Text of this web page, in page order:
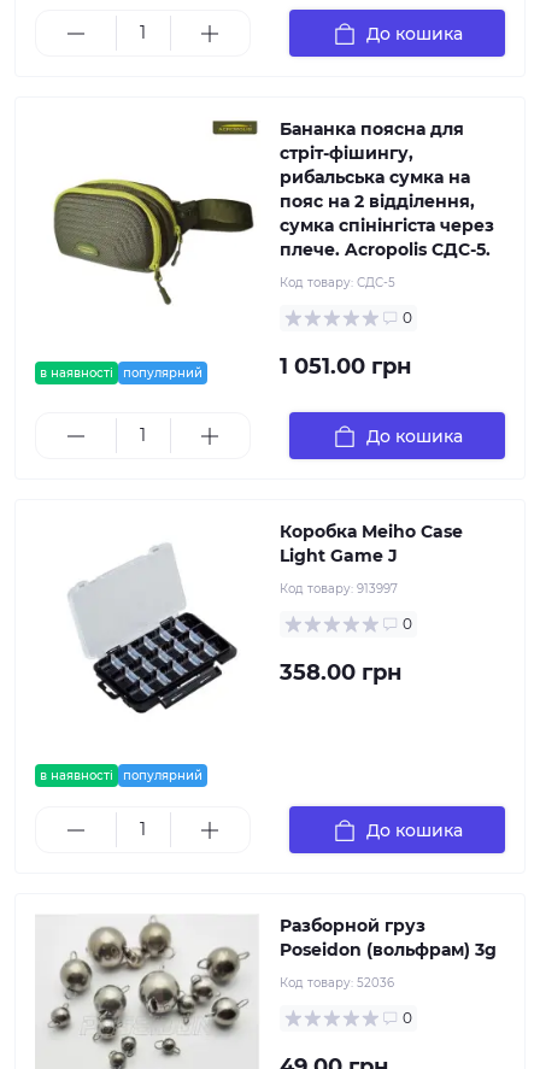
До кошика
в наявності популярний
Бананка поясна для
стріт-фішингу,
рибальська сумка на
пояс на 2 відділення,
сумка спінінгіста через
плече. Acropolis СДС-5.
Код товару: СДС-5
0
1 051.00 грн
До кошика
в наявності популярний
Коробка Meiho Case
Light Game J
Код товару: 913997
0
358.00 грн
До кошика
Разборной груз
Poseidon (вольфрам) 3g
Код товару: 52036
0